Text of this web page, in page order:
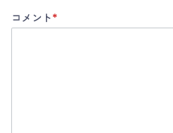
コメント*